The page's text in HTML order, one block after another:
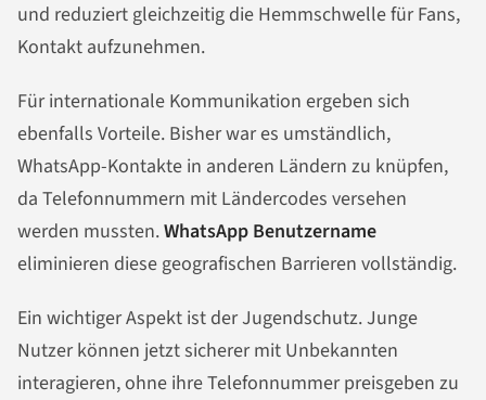
und reduziert gleichzeitig die Hemmschwelle für Fans,
Kontakt aufzunehmen.
Für internationale Kommunikation ergeben sich
ebenfalls Vorteile. Bisher war es umständlich,
WhatsApp-Kontakte in anderen Ländern zu knüpfen,
da Telefonnummern mit Ländercodes versehen
werden mussten.WhatsApp Benutzername
eliminieren diese geografischen Barrieren vollständig.
Ein wichtiger Aspekt ist der Jugendschutz. Junge
Nutzer können jetzt sicherer mit Unbekannten
interagieren, ohne ihre Telefonnummer preisgeben zu